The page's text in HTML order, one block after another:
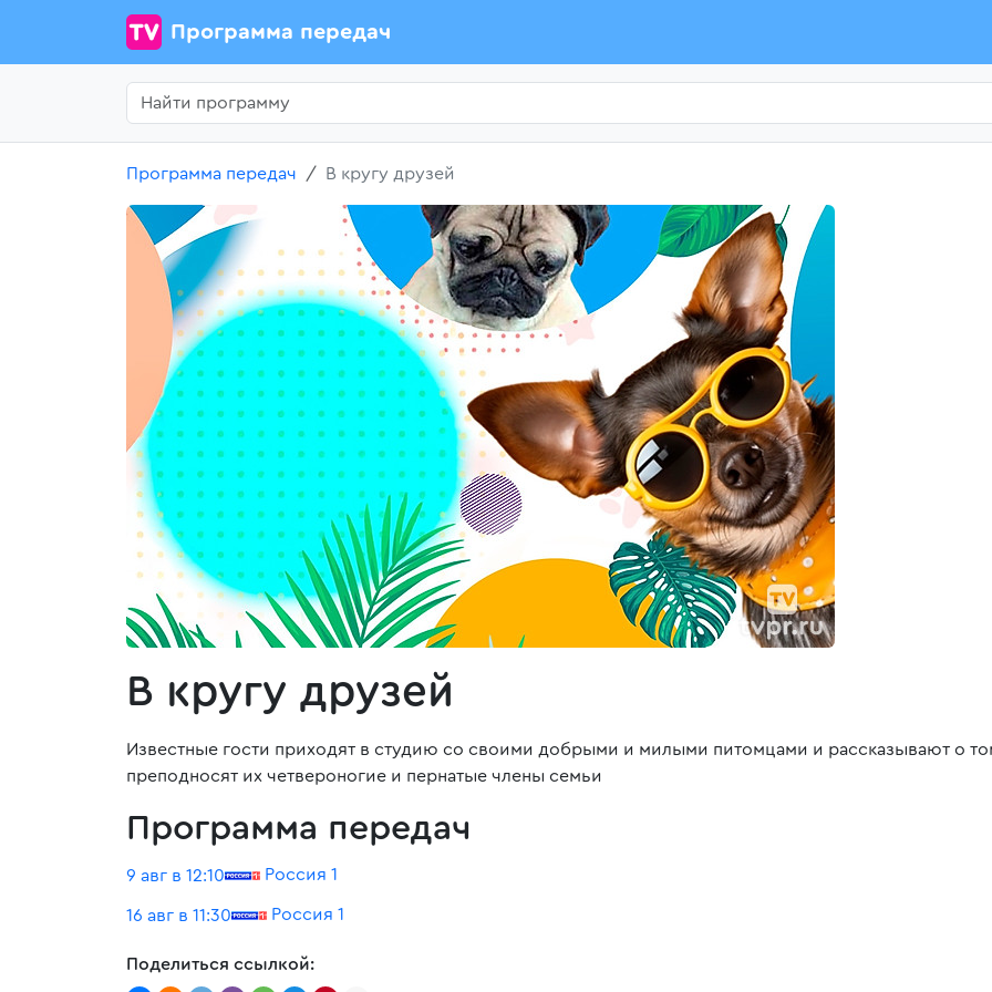
Программа передач
Программа передач В кругу друзей
В кругу друзей
Известные гости приходят в студию со своими добрыми и милыми питомцами и рассказывают о
преподносят их четвероногие и пернатые члены семьи
Программа передач
9 авг в 12:10 Россия 1
16 авг в 11:30 Россия 1
Поделиться ссылкой: